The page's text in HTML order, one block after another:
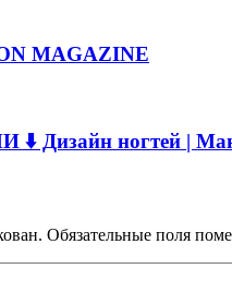
MAGAZINE
⬇️ Дизайн ногтей |
Обязательные поля